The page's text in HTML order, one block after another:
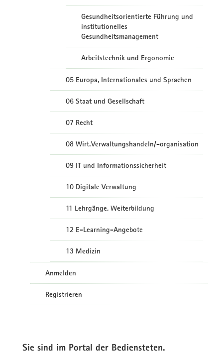
Gesundheitsorientierte Führung und
institutionelles
Gesundheitsmanagement
Arbeitstechnik und Ergonomie
05 Europa, Internationales und Sprachen
06 Staat und Gesellschaft
07 Recht
08 Wirt.Verwaltungshandeln/-organisation
09 IT und Informationssicherheit
10 Digitale Verwaltung
11 Lehrgänge, Weiterbildung
12 E-Learning-Angebote
13 Medizin
Anmelden
Registrieren
Sie sind im Portal der Bediensteten.